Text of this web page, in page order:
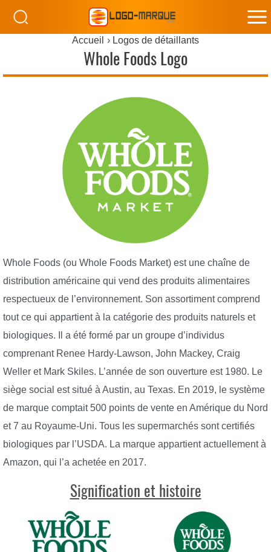
Accueil Logos de détaillants
Whole Foods Logo
Whole Foods (ou Whole Foods Market) est une chaîne de
distribution américaine qui vend des produits alimentaires
respectueux de l’environnement. Son assortiment comprend
tout ce qui appartient à la catégorie des produits naturels et
biologiques. Il a été formé par un groupe d’individus
comprenant Renee Hardy-Lawson, John Mackey, Craig
Weller et Mark Skiles. L’année de son ouverture est 1980. Le
siège social est situé à Austin, au Texas. En 2019, le système
de marque comptait 500 points de vente en Amérique du Nord
et 7 au Royaume-Uni. Tous les supermarchés sont certifiés
biologiques par l’USDA. La marque appartient actuellement à
Amazon, qui l’a achetée en 2017.
Signification et histoire